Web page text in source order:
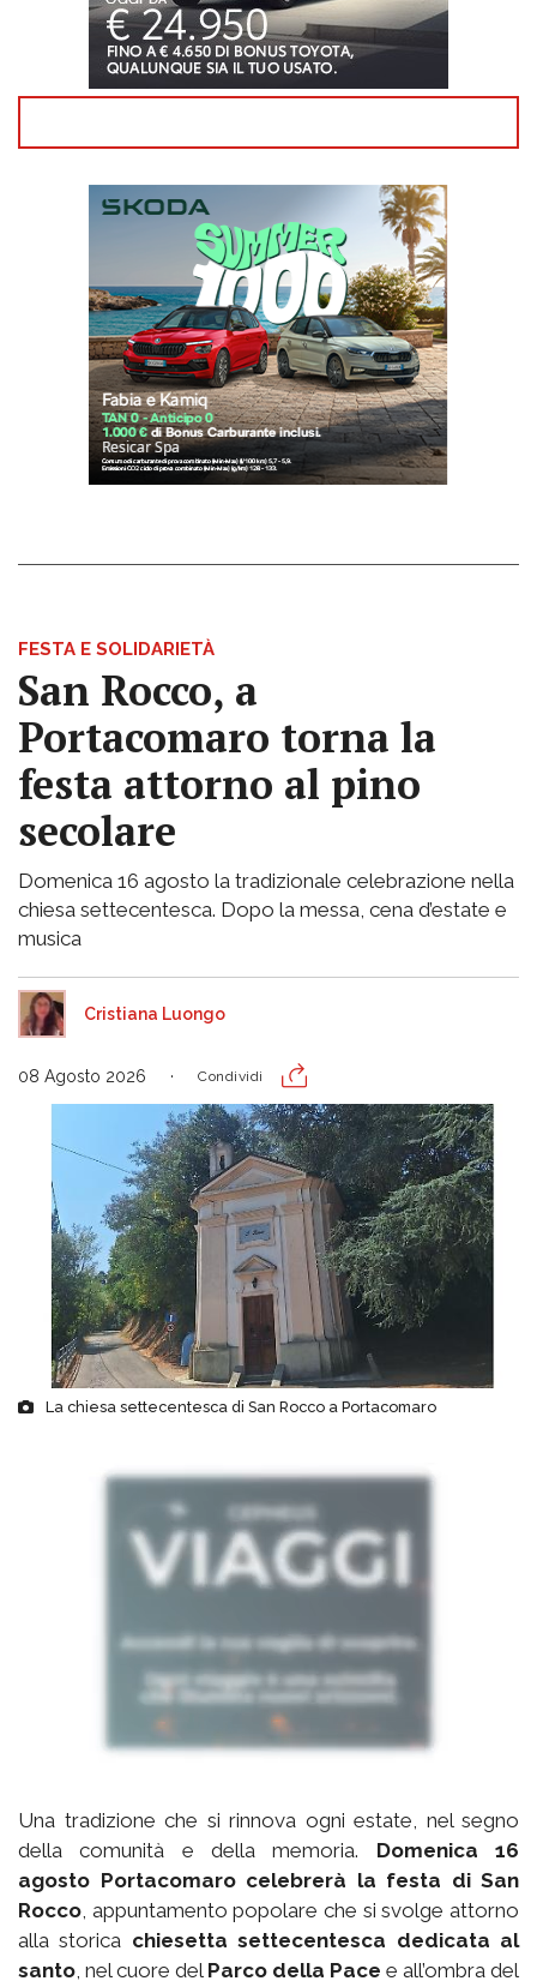
FESTA E SOLIDARIETÀ
San Rocco, a
Portacomaro torna la
festa attorno al pino
secolare
Domenica 16 agosto la tradizionale celebrazione nella
chiesa settecentesca. Dopo la messa, cena d’estate e
musica
Cristiana Luongo
08 Agosto 2026 Condividi
La chiesa settecentesca di San Rocco a Portacomaro
Una tradizione che si rinnova ogni estate, nel segno
della comunità e della memoria. Domenica 16
agosto Portacomaro celebrerà la festa di San
Rocco, appuntamento popolare che si svolge attorno
alla storica chiesetta settecentesca dedicata al
santo, nel cuore del Parco della Pace e all’ombra del